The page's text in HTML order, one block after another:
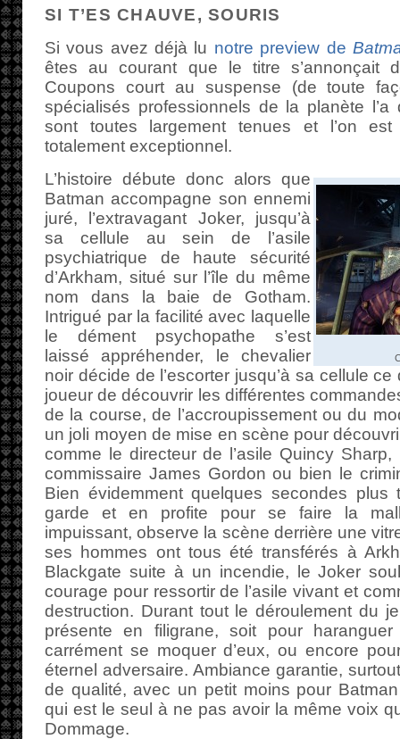
SI T’ES CHAUVE, SOURIS
Si vous avez déjà lu notre preview de
êtes au courant que le titre s’annonçait
Coupons court au suspense (de toute
spécialisés professionnels de la planète
sont toutes largement tenues et l’on
totalement exceptionnel.
L’histoire débute donc alors que
Batman accompagne son ennemi
juré, l’extravagant Joker, jusqu’à
sa cellule au sein de l’asile
psychiatrique de haute sécurité
d’Arkham, situé sur l’île du même
nom dans la baie de Gotham.
Intrigué par la facilité avec laquelle
le dément psychopathe s’est
laissé appréhender, le chevalier
noir décide de l’escorter jusqu’à sa cellule
joueur de découvrir les différentes
de la course, de l’accroupissement ou du
un joli moyen de mise en scène pour
comme le directeur de l’asile Quincy
commissaire James Gordon ou bien le
Bien évidemment quelques secondes
garde et en profite pour se faire la
impuissant, observe la scène derrière une
ses hommes ont tous été transférés à
Blackgate suite à un incendie, le Joker
courage pour ressortir de l’asile vivant et
destruction. Durant tout le déroulement du
présente en filigrane, soit pour
carrément se moquer d’eux, ou encore
éternel adversaire. Ambiance garantie,
de qualité, avec un petit moins pour
qui est le seul à ne pas avoir la même voix
Dommage.